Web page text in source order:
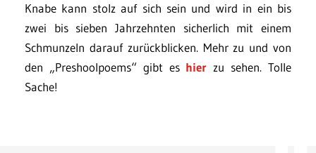
Knabe kann stolz auf sich sein und wird in ein bis
zwei bis sieben Jahrzehnten sicherlich mit einem
Schmunzeln darauf zurückblicken. Mehr zu und von
den „Preshoolpoems“ gibt es hier zu sehen. Tolle
Sache!